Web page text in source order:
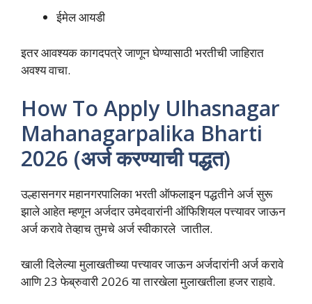
ईमेल आयडी
इतर आवश्यक कागदपत्रे जाणून घेण्यासाठी भरतीची जाहिरात
अवश्य वाचा.
How To Apply Ulhasnagar
Mahanagarpalika Bharti
2026 (अर्ज करण्याची पद्धत)
उल्हासनगर महानगरपालिका भरती ऑफलाइन पद्धतीने अर्ज सुरू
झाले आहेत म्हणून अर्जदार उमेदवारांनी ऑफिशियल पत्त्यावर जाऊन
अर्ज करावे तेव्हाच तुमचे अर्ज स्वीकारले जातील.
खाली दिलेल्या मुलाखतीच्या पत्त्यावर जाऊन अर्जदारांनी अर्ज करावे
आणि 23 फेब्रुवारी 2026 या तारखेला मुलाखतीला हजर राहावे.